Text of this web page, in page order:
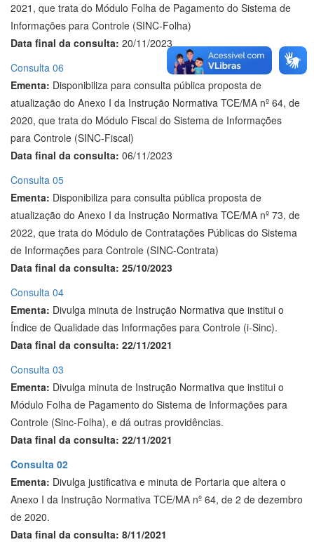
2021, que trata do Módulo Folha de Pagamento do Sistema de
Informações para Controle (SINC-Folha)
Data final da consulta: 20/11/2023
Consulta 06
Ementa: Disponibiliza para consulta pública proposta de
atualização do Anexo I da Instrução Normativa TCE/MA nº 64, de
2020, que trata do Módulo Fiscal do Sistema de Informações
para Controle (SINC-Fiscal)
Data final da consulta: 06/11/2023
Consulta 05
Ementa: Disponibiliza para consulta pública proposta de
atualização do Anexo I da Instrução Normativa TCE/MA nº 73, de
2022, que trata do Módulo de Contratações Públicas do Sistema
de Informações para Controle (SINC-Contrata)
Data final da consulta: 25/10/2023
Consulta 04
Ementa: Divulga minuta de Instrução Normativa que institui o
Índice de Qualidade das Informações para Controle (i-Sinc).
Data final da consulta: 22/11/2021
Consulta 03
Ementa: Divulga minuta de Instrução Normativa que institui o
Módulo Folha de Pagamento do Sistema de Informações para
Controle (Sinc-Folha), e dá outras providências.
Data final da consulta: 22/11/2021
Consulta 02
Ementa: Divulga justificativa e minuta de Portaria que altera o
Anexo I da Instrução Normativa TCE/MA nº 64, de 2 de dezembro
de 2020.
Data final da consulta: 8/11/2021